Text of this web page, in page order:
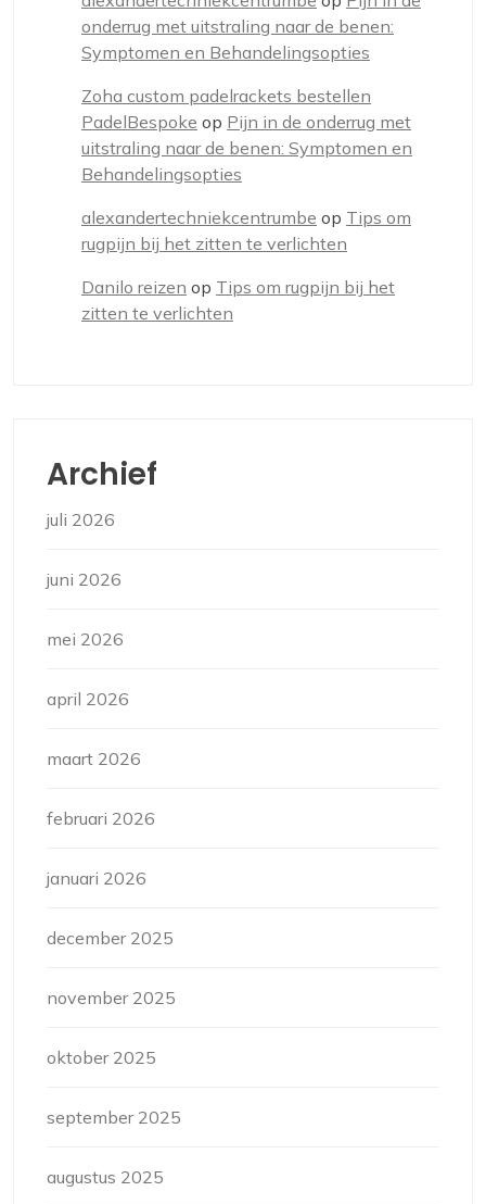
onderrug met uitstraling naar de benen:
Symptomen en Behandelingsopties
Zoha custom padelrackets bestellen
PadelBespoke op Pijn in de onderrug met
uitstraling naar de benen: Symptomen en
Behandelingsopties
alexandertechniekcentrumbe op Tips om
rugpijn bij het zitten te verlichten
Danilo reizen op Tips om rugpijn bij het
zitten te verlichten
Archief
juli 2026
juni 2026
mei 2026
april 2026
maart 2026
februari 2026
januari 2026
december 2025
november 2025
oktober 2025
september 2025
augustus 2025